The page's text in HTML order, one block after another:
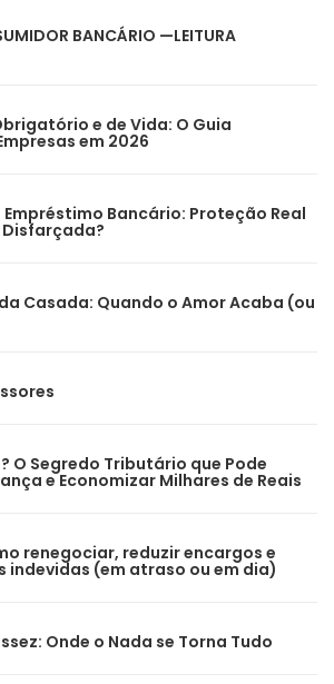
BANCÁRIO —LEITURA
e de Vida: O Guia
em 2026
Empréstimo Bancário: Proteção Real
Casada: Quando o Amor Acaba (ou
O Segredo Tributário que Pode
e Economizar Milhares de Reais
renegociar, reduzir encargos e
indevidas (em atraso ou em dia)
Onde o Nada se Torna Tudo